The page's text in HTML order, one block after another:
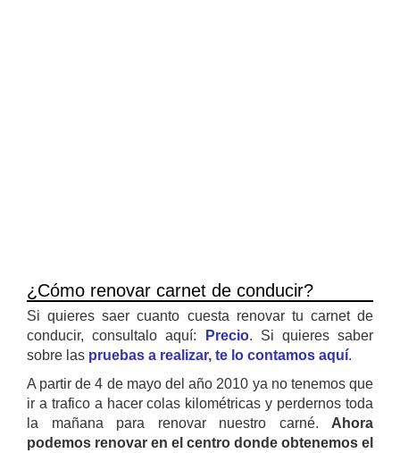
¿Cómo renovar carnet de conducir?
Si quieres saer cuanto cuesta renovar tu carnet de
conducir, consultalo aquí:
Precio. Si quieres saber
sobre las pruebas a realizar, te lo contamos aquí.
A partir de 4 de mayo del año 2010 ya no tenemos que
ir a trafico a hacer colas kilométricas y perdernos toda
la mañana para renovar nuestro carné. Ahora
podemos renovar en el centro donde obtenemos el